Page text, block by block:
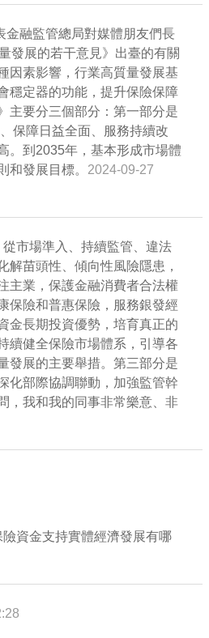
金融監管總局對媒體朋友們長
發展的若干意見》出臺的有關
因素影響，行業高質量發展基
穩定器的功能，提升保險保障
主要分三個部分：第一部分是
保障日益全面、服務持續改
。到2035年，基本形成市場體
發展目標。 2024-09-27
市場準入、持續監管、違法
苗頭性、傾向性風險隱患，
主業，保護金融消費者合法權
保險和普惠保險，服務銀發經
金長期投資優勢，培育真正的
續健全保險市場體系，引導各
發展的主要舉措。第三部分是
化部際協調聯動，加強監管幹
，我和我的同事非常樂意、非
資金支持實體經濟發展有哪